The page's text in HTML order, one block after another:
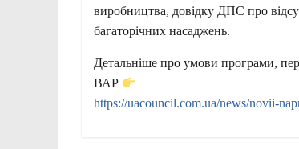
виробництва, довідку ДПС про
багаторічних насаджень.
Детальніше про умови програми,
ВАР
https://uacouncil.com.ua/news/novii-